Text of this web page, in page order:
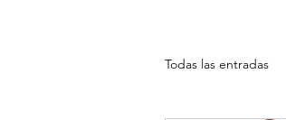
Todas las entradas